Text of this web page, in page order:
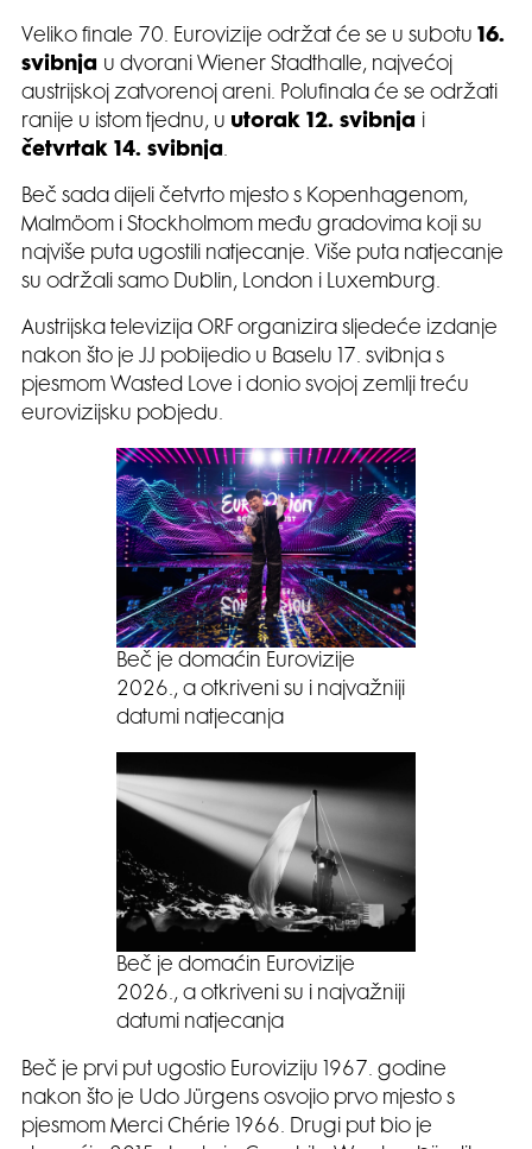
Veliko finale 70. Eurovizije održat će se u subotu
16.
svibnja u dvorani Wiener Stadthalle, najvećoj
austrijskoj zatvorenoj areni. Polufinala će se održati
ranije u istom tjednu, u utorak 12. svibnja
četvrtak 14. svibnja.
Beč sada dijeli četvrto mjesto s Kopenhagenom,
Malmöom i Stockholmom među gradovima koji su
najviše puta ugostili natjecanje. Više puta natjecanje
su održali samo Dublin, London i Luxemburg.
Austrijska televizija ORF organizira sljedeće izdanje
nakon što je JJ pobijedio u Baselu 17. svibnja s
pjesmom Wasted Love i donio svojoj zemlji treću
eurovizijsku pobjedu.
Beč je domaćin Eurovizije
2026., a otkriveni su i najvažniji
datumi natjecanja
Beč je domaćin Eurovizije
2026., a otkriveni su i najvažniji
datumi natjecanja
Beč je prvi put ugostio Euroviziju 1967. godine
nakon što je Udo Jürgens osvojio prvo mjesto s
pjesmom Merci Chérie 1966. Drugi put bio je